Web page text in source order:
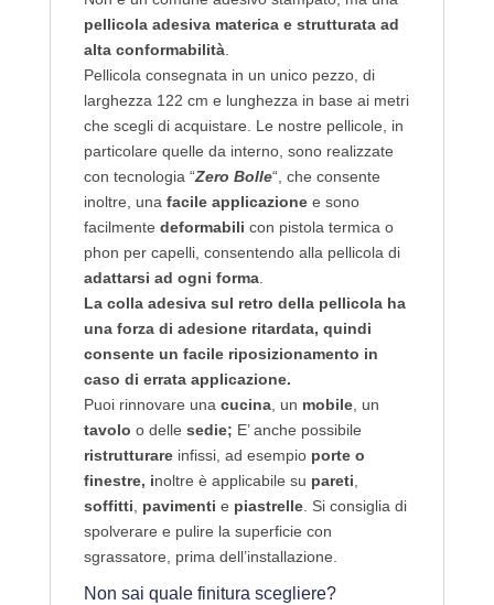
pellicola adesiva materica e strutturata ad
alta conformabilità.
Pellicola consegnata in un unico pezzo, di
larghezza 122 cm e lunghezza in base ai metri
che scegli di acquistare. Le nostre pellicole, in
particolare quelle da interno, sono realizzate
con tecnologia “Zero Bolle“, che consente
inoltre, una facile applicazione e sono
facilmente deformabili con pistola termica o
phon per capelli, consentendo alla pellicola di
adattarsi ad ogni forma.
La colla adesiva sul retro della pellicola ha
una forza di adesione ritardata, quindi
consente un facile riposizionamento in
caso di errata applicazione.
Puoi rinnovare una cucina, un mobile, un
tavolo o delle sedie; E’ anche possibile
ristrutturareinfissi, ad esempio porte o
finestre, inoltre è applicabile su pareti
soffitti
pavimenti e piastrelle. Si consiglia di
spolverare e pulire la superficie con
sgrassatore, prima dell’installazione.
Non sai quale finitura scegliere?